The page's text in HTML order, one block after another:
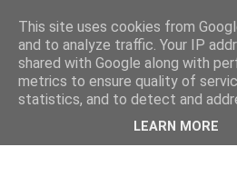
This site uses cookies from
and to analyze traffic. Your IP
shared with Google along with
metrics to ensure quality of
statistics, and to detect and
LEARN MORE